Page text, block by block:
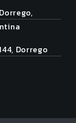
Dorrego